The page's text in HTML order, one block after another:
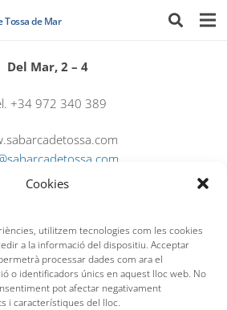
Cookies
utilitzem tecnologies com les cookies
a la informació del dispositiu. Acceptar
processar dades com ara el
o identificadors únics en aquest lloc web. No
pot afectar negativament
i característiques del lloc.
Tossa de Mar
Del Mar, 2 – 4
+34 972 340 389